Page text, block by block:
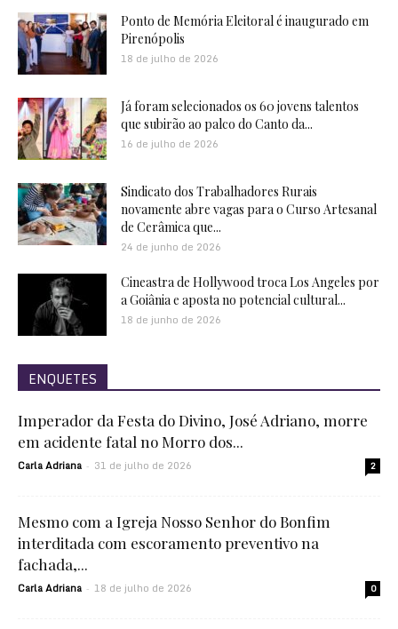
Ponto de Memória Eleitoral é inaugurado em
Pirenópolis
18 de julho de 2026
Já foram selecionados os 60 jovens talentos
que subirão ao palco do Canto da...
16 de julho de 2026
Sindicato dos Trabalhadores Rurais
novamente abre vagas para o Curso Artesanal
de Cerâmica que...
24 de junho de 2026
Cineastra de Hollywood troca Los Angeles por
a Goiânia e aposta no potencial cultural...
18 de junho de 2026
ENQUETES
Imperador da Festa do Divino, José Adriano, morre
em acidente fatal no Morro dos...
Carla Adriana - 31 de julho de 2026 2
Mesmo com a Igreja Nosso Senhor do Bonfim
interditada com escoramento preventivo na
fachada,...
Carla Adriana - 18 de julho de 2026 0